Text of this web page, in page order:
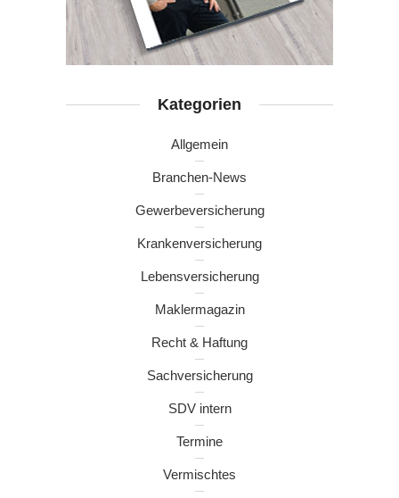
Kategorien
Allgemein
Branchen-News
Gewerbeversicherung
Krankenversicherung
Lebensversicherung
Maklermagazin
Recht & Haftung
Sachversicherung
SDV intern
Termine
Vermischtes